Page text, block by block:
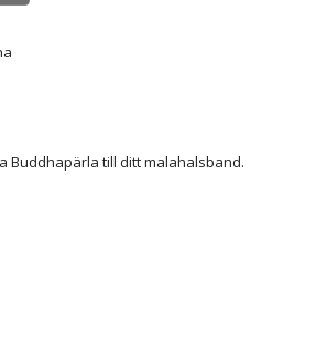
Buddhapärla till ditt malahalsband.